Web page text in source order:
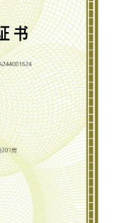
M
O
R
E
+